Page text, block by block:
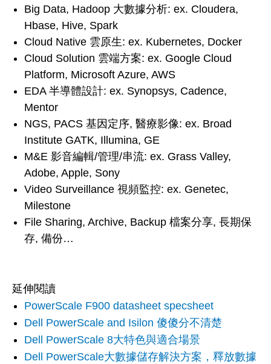
Big Data, Hadoop 大數據分析: ex. Cloudera,
Hbase, Hive, Spark
Cloud Native 雲原生: ex. Kubernetes, Docker
Cloud Solution 雲端方案: ex. Google Cloud
Platform, Microsoft Azure, AWS
EDA 半導體設計: ex. Synopsys, Cadence,
Mentor
NGS, PACS 基因定序, 醫療影像: ex. Broad
Institute GATK, Illumina, GE
M&E 影音編輯/管理/串流: ex. Grass Valley,
Adobe, Apple, Sony
Video Surveillance 視頻監控: ex. Genetec,
Milestone
File Sharing, Archive, Backup 檔案分享, 長期保
存, 備份…
延伸閱讀
PowerScale F900 datasheet specsheet
Dell PowerScale and Isilon 傻傻分不清楚
Dell PowerScale 8大特色與適合場景
Dell PowerScale大數據儲存解決方案，釋放數據